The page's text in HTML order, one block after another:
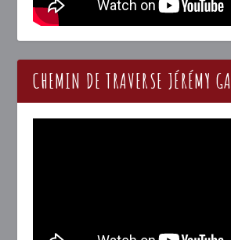
CHEMIN DE TRAVERSE JÉRÉMY